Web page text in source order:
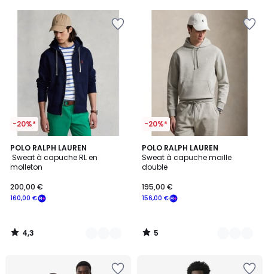
-20%*
POLO RALPH LAUREN
Sweat à capuche RL en
molleton
160,00 €
200,00 €
4,3
/ 5
3
Couleurs
4,3
/
-20%*
POLO RALPH LAUREN
Sweat à capuche maille
double
156,00 €
195,00 €
5
/
5
5
Couleurs
5
/